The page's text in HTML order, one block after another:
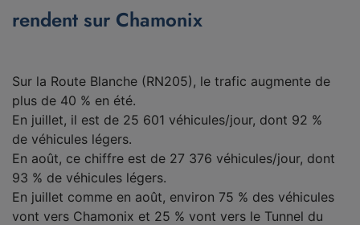
rendent sur Chamonix
Sur la Route Blanche (RN205), le trafic augmente de
plus de 40 % en été.
En juillet, il est de 25 601 véhicules/jour, dont 92 %
de véhicules légers.
En août, ce chiffre est de 27 376 véhicules/jour, dont
93 % de véhicules légers.
En juillet comme en août, environ 75 % des véhicules
vont vers Chamonix et 25 % vont vers le Tunnel du